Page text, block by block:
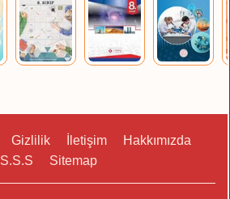
Gizlilik İletişim
Hakkımızda
S.S.S
Sitemap